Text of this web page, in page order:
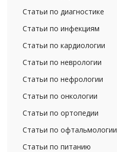
Статьи по диагностике
Статьи по инфекциям
Статьи по кардиологии
Статьи по неврологии
Статьи по нефрологии
Статьи по онкологии
Статьи по ортопедии
Статьи по офтальмологии
Статьи по питанию